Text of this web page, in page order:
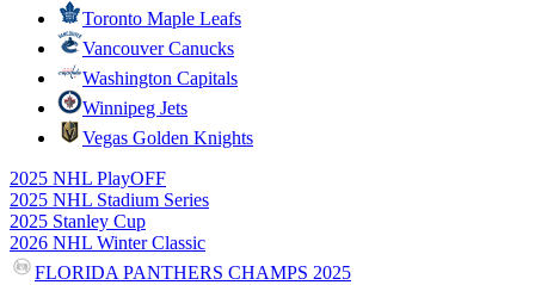
Toronto Maple Leafs
Vancouver Canucks
Washington Capitals
Winnipeg Jets
Vegas Golden Knights
2025 NHL PlayOFF
2025 NHL Stadium Series
2025 Stanley Cup
2026 NHL Winter Classic
FLORIDA PANTHERS CHAMPS 2025